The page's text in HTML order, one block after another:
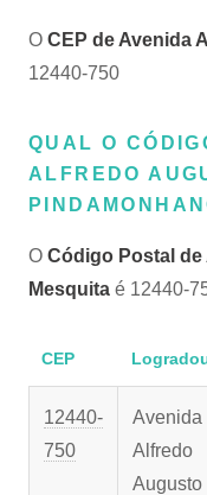
O CEP de Avenida
12440-750
QUAL O
ALFREDO
O Código Postal
Mesquita é 12440-
CEP
12440-
750
Avenida
Alfredo
Augusto